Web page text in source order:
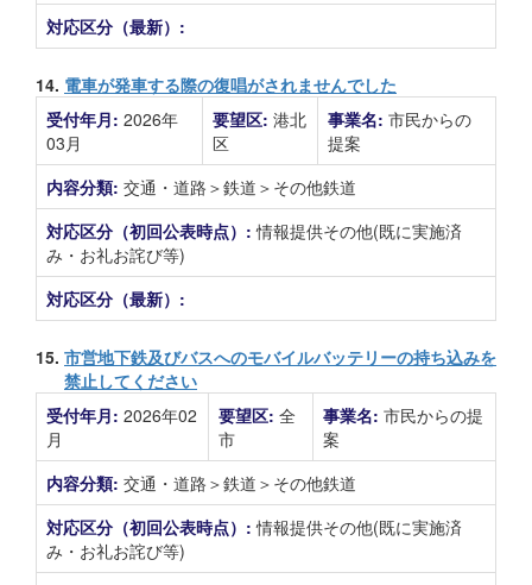
対応区分（最新）:
14. 電車が発車する際の復唱がされませんでした
受付年月: 2026年
03月
要望区: 港北
区
事業名: 市民からの
提案
内容分類: 交通・道路＞鉄道＞その他鉄道
対応区分（初回公表時点）:情報提供その他(既に実施済
み・お礼お詫び等)
対応区分（最新）:
15. 市営地下鉄及びバスへのモバイルバッテリーの持ち込みを
禁止してください
受付年月: 2026年02
月
要望区: 全
市
事業名: 市民からの提
案
内容分類: 交通・道路＞鉄道＞その他鉄道
対応区分（初回公表時点）:情報提供その他(既に実施済
み・お礼お詫び等)